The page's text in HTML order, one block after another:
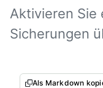
Aktivieren Sie
Sicherungen
Als Markdown